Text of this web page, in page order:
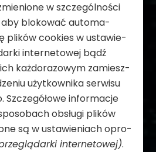
w szcze­gól­no­ści
aby blo­ko­wać auto­ma­
pli­ków cookies w usta­wie­
inter­ne­to­wej bądź
każ­do­ra­zo­wym zamiesz­
użyt­kow­nika ser­wisu
Szcze­gó­łowe infor­ma­cje
obsługi pli­ków
są w usta­wie­niach opro­
inter­ne­to­wej).